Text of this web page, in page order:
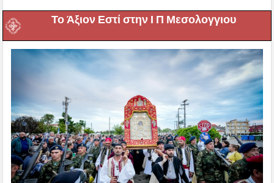
Το Άξιον Εστί στην Ι Π Μεσολογγιου